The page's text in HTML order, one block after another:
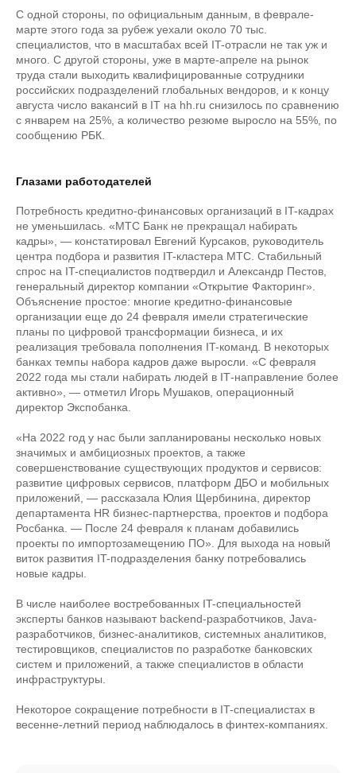
С одной стороны, по официальным данным, в феврале-
марте этого года за рубеж уехали около 70 тыс.
специалистов, что в масштабах всей IT-отрасли не так уж и
много. С другой стороны, уже в марте-апреле на рынок
труда стали выходить квалифицированные сотрудники
российских подразделений глобальных вендоров, и к концу
августа число вакансий в IT на hh.ru снизилось по сравнению
с январем на 25%, а количество резюме выросло на 55%, по
сообщению РБК.
Глазами работодателей
Потребность кредитно-финансовых организаций в IT-кадрах
не уменьшилась. «МТС Банк не прекращал набирать
кадры», — констатировал Евгений Курсаков, руководитель
центра подбора и развития IT-кластера МТС. Стабильный
спрос на IT-специалистов подтвердил и Александр Пестов,
генеральный директор компании «Открытие Факторинг».
Объяснение простое: многие кредитно-финансовые
организации еще до 24 февраля имели стратегические
планы по цифровой трансформации бизнеса, и их
реализация требовала пополнения IT-команд. В некоторых
банках темпы набора кадров даже выросли. «С февраля
2022 года мы стали набирать людей в IТ-направление более
активно», — отметил Игорь Мушаков, операционный
директор Экспобанка.
«На 2022 год у нас были запланированы несколько новых
значимых и амбициозных проектов, а также
совершенствование существующих продуктов и сервисов:
развитие цифровых сервисов, платформ ДБО и мобильных
приложений, — рассказала Юлия Щербинина, директор
департамента HR бизнес-партнерства, проектов и подбора
Росбанка. — После 24 февраля к планам добавились
проекты по импортозамещению ПО». Для выхода на новый
виток развития IT-подразделения банку потребовались
новые кадры.
В числе наиболее востребованных IT-специальностей
эксперты банков называют backend-разработчиков, Java-
разработчиков, бизнес-аналитиков, системных аналитиков,
тестировщиков, специалистов по разработке банковских
систем и приложений, а также специалистов в области
инфраструктуры.
Некоторое сокращение потребности в IT-специалистах в
весенне-летний период наблюдалось в финтех-компаниях.